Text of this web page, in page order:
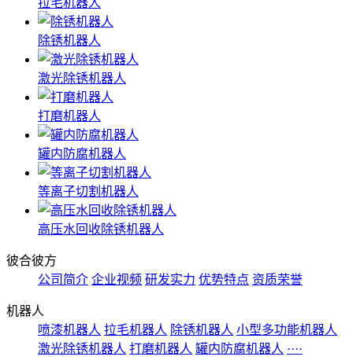
拉毛机器人
除锈机器人
激光除锈机器人
打磨机器人
罐内防腐机器人
等离子切割机器人
高压水回收除锈机器人
彼合彼方
公司简介 企业视频 研发实力 优势特点 资质荣誉
机器人
喷漆机器人 拉毛机器人 除锈机器人 小型多功能机器人
激光除锈机器人 打磨机器人 罐内防腐机器人 ····